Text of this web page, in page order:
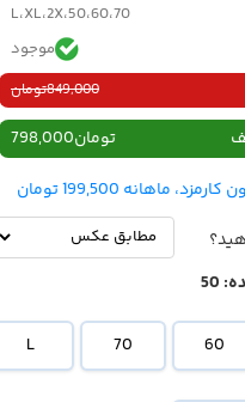
50،60،70،L،XL،2X
موجود
849,000تومان
798,000تومان
50
60
70
L